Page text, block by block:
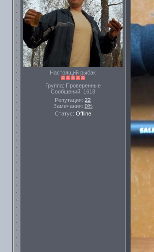
Настоящий рыбак
Группа: Проверенные
Сообщений: 1618
Репутация: 22
Замечания: 0%
Статус: Offline